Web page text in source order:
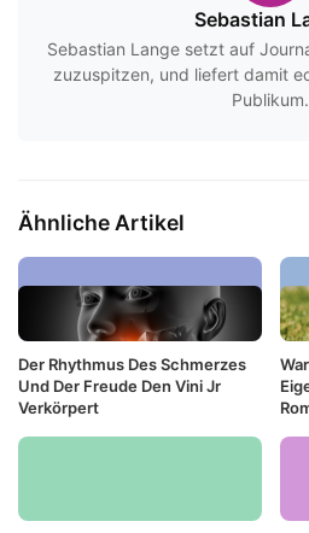
Sebastian
Sebastian Lange setzt auf
zuzuspitzen, und liefert damit
Publikum.
Ähnliche Artikel
Der Rhythmus Des Schmerzes
Und Der Freude Den Vini Jr
Verkörpert